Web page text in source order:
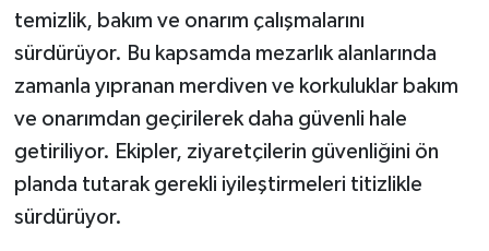
temizlik, bakım ve onarım çalışmalarını
sürdürüyor. Bu kapsamda mezarlık alanlarında
zamanla yıpranan merdiven ve korkuluklar bakım
ve onarımdan geçirilerek daha güvenli hale
getiriliyor. Ekipler, ziyaretçilerin güvenliğini ön
planda tutarak gerekli iyileştirmeleri titizlikle
sürdürüyor.